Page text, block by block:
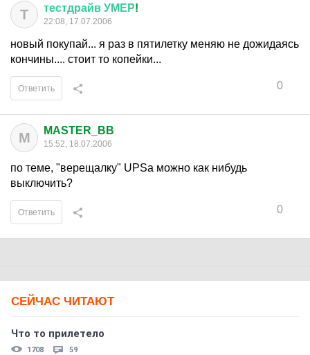
Т тестдрайв УМЕР!
22:08, 17.07.2006
новый покупай... я раз в пятилетку меняю не дожидаясь
кончины.... стоит то копейки...
0
Ответить
M MASTER_BB
15:52, 18.07.2006
по теме, "верещалку" UPSа можно как нибудь
выключить?
0
Ответить
СЕЙЧАС ЧИТАЮТ
Что то прилетело
1708 59